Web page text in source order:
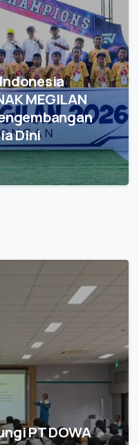
MEGILAN
Dini
PT DOWA